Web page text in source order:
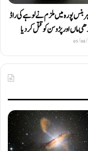
پورہ میں ملزم نے لوہے کی راڈ
ماں اور پڑوسن کو قتل کر دیا
05/08/